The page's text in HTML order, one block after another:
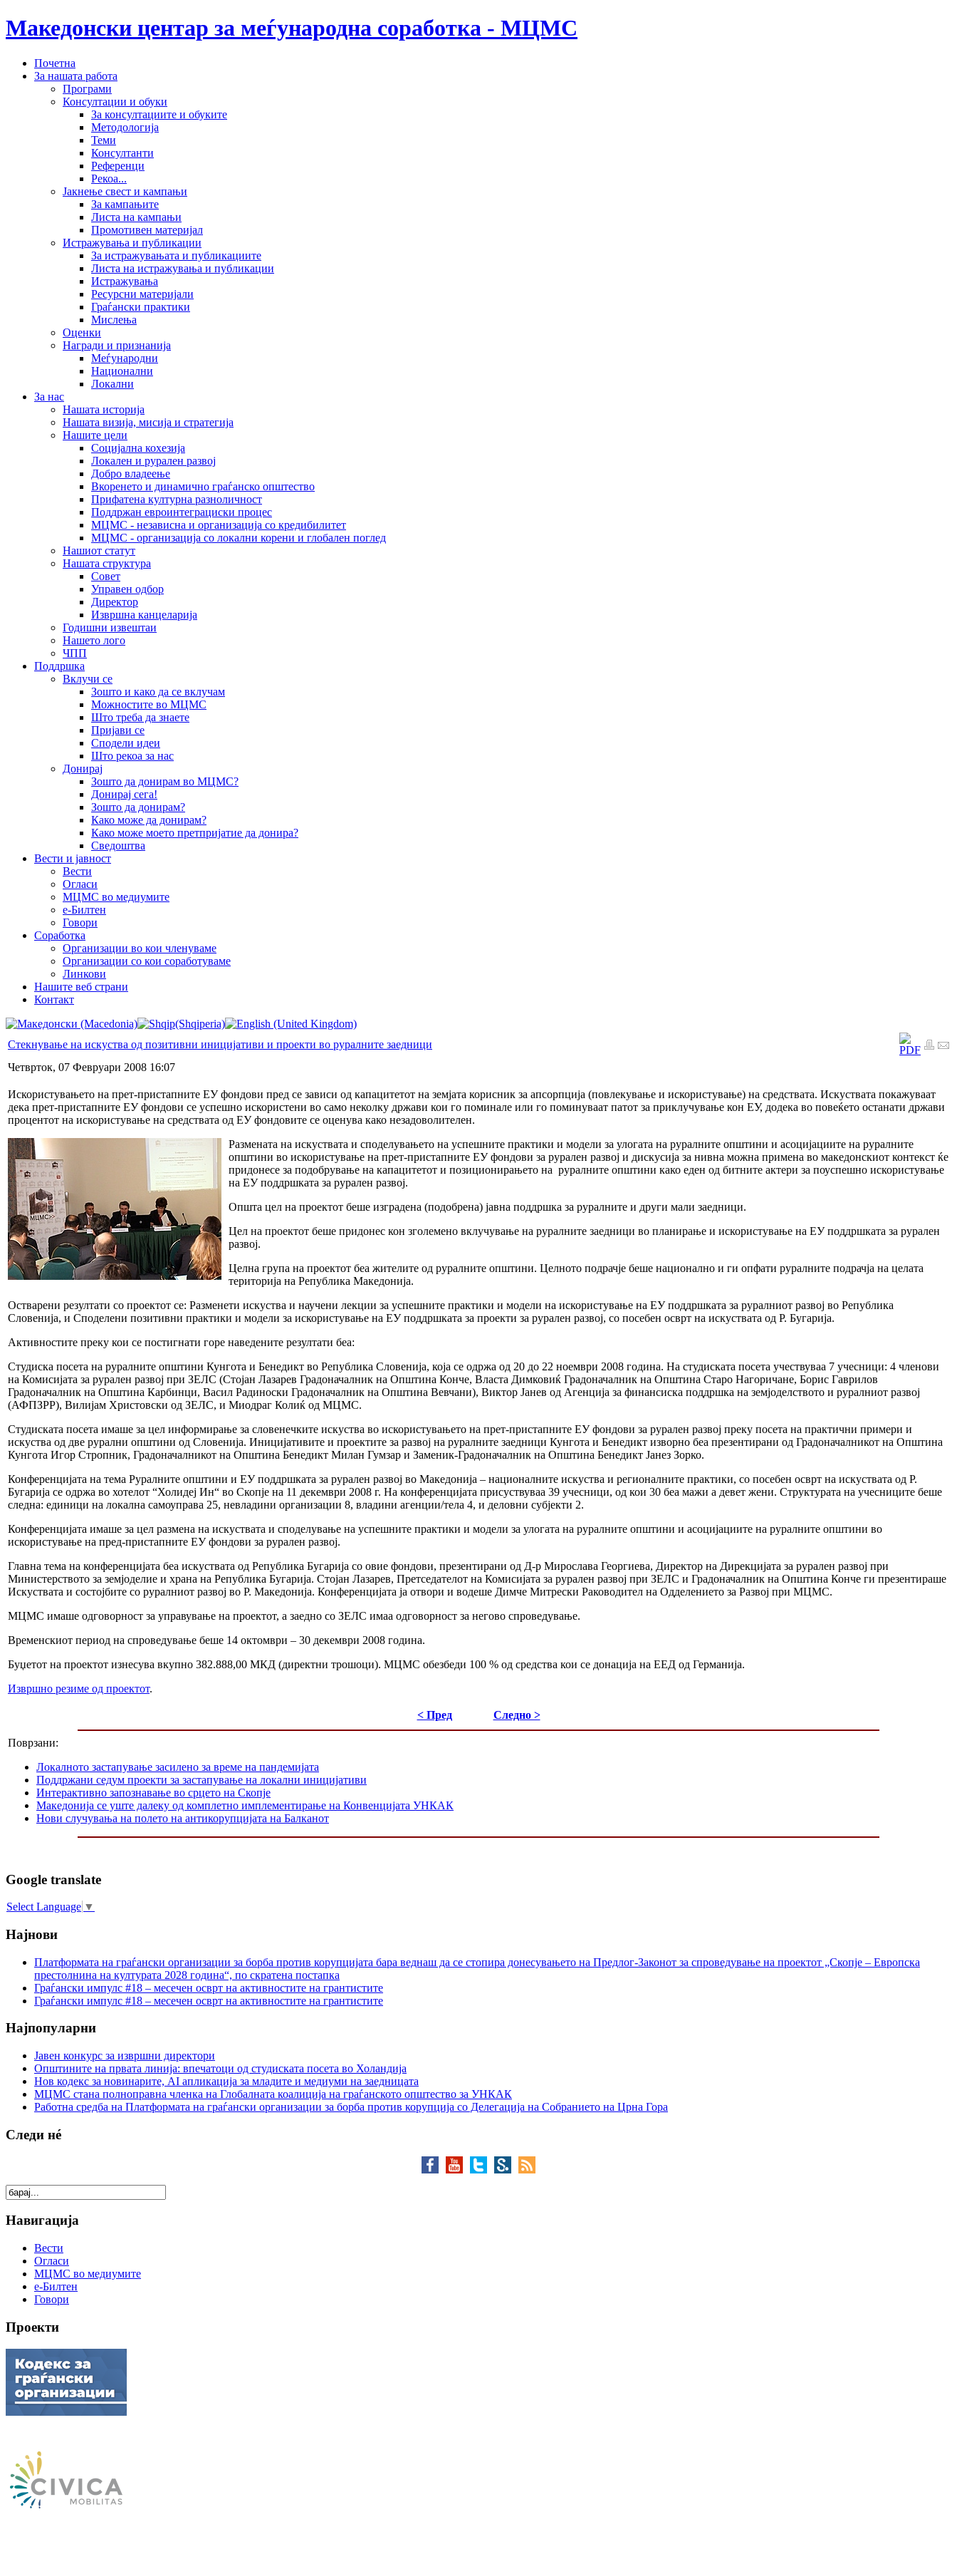
Македонски центар за меѓународна соработка - МЦМС
Почетна
За нашата работа
Програми
Консултации и обуки
За консултациите и обуките
Методологија
Теми
Консултанти
Референци
Рекоа...
Јакнење свест и кампањи
За кампањите
Листа на кампањи
Промотивен материјал
Истражувања и публикации
За истражувањата и публикациите
Листа на истражувања и публикации
Истражувања
Ресурсни материјали
Граѓански практики
Мислења
Оценки
Награди и признанија
Меѓународни
Национални
Локални
За нас
Нашата историја
Нашата визија, мисија и стратегија
Нашите цели
Социјална кохезија
Локален и рурален развој
Добро владеење
Вкоренето и динамично граѓанско општество
Прифатена културна разноличност
Поддржан евроинтеграциски процес
МЦМС - независна и организација со кредибилитет
МЦМС - организација со локални корени и глобален поглед
Нашиот статут
Нашата структура
Совет
Управен одбор
Директор
Извршна канцеларија
Годишни извештаи
Нашето лого
ЧПП
Поддршка
Вклучи се
Зошто и како да се вклучам
Можностите во МЦМС
Што треба да знаете
Пријави се
Сподели идеи
Што рекоа за нас
Донирај
Зошто да донирам во МЦМС?
Донирај сега!
Зошто да донирам?
Како може да донирам?
Како може моето претпријатие да донира?
Сведоштва
Вести и јавност
Вести
Огласи
МЦМС во медиумите
е-Билтен
Говори
Соработка
Организации во кои членуваме
Организации со кои соработуваме
Линкови
Нашите веб страни
Контакт
Стекнување на искуства од позитивни иницијативи и проекти во руралните заедници
Четврток, 07 Февруари 2008 16:07
Искористувањето на прет-пристапните ЕУ фондови пред се зависи од капацитетот на земјата корисник за апсорпција (повлекување и искористување) на средствата. Искуствата покажуваат
дека прет-пристапните ЕУ фондови се успешно искористени во само неколку држави кои го поминале или го поминуваат патот за приклучување кон ЕУ, додека во повеќето останати држави
процентот на искористување на средствата од ЕУ фондовите се оценува како незадоволителен.
Размената на искуствата и споделувањето на успешните практики и модели за улогата на руралните општини и асоцијациите на руралните
општини во искористување на прет-пристапните ЕУ фондови за рурален развој и дискусија за нивна можна примена во македонскиот контекст ќе
придонесе за подобрување на капацитетот и позиционирањето на руралните општини како еден од битните актери за поуспешно искористување
на ЕУ поддршката за рурален развој.
Општа цел на проектот беше изградена (подобрена) јавна поддршка за руралните и други мали заедници.
Цел на проектот беше придонес кон зголемено вклучување на руралните заедници во планирање и искористување на ЕУ поддршката за рурален
развој.
Целна група на проектот беа жителите од руралните општини. Целното подрачје беше национално и ги опфати руралните подрачја на целата
територија на Република Македонија.
Остварени резултати со проектот се: Разменети искуства и научени лекции за успешните практики и модели на искористување на ЕУ поддршката за руралниот развој во Република
Словенија, и Споделени позитивни практики и модели за искористување на ЕУ поддршката за проекти за рурален развој, со посебен осврт на искуствата од Р. Бугарија.
Активностите преку кои се постигнати горе наведените резултати беа:
Студиска посета на руралните општини Кунгота и Бенедикт во Република Словенија, која се одржa од 20 до 22 ноември 2008 година. На студиската посета учествуваа 7 учесници: 4 членови
на Комисијата за рурален развој при ЗЕЛС (Стојан Лазарев Градоначалник на Општина Конче, Власта Димковиќ Градоначалник на Општина Старо Нагоричане, Борис Гаврилов
Градоначалник на Општина Карбинци, Васил Радиноски Градоначалник на Општина Вевчани), Виктор Јанев од Агенција за финансиска поддршка на земјоделството и руралниот развој
(АФПЗРР), Вилијам Христовски од ЗЕЛС, и Миодраг Колиќ од МЦМС.
Студиската посета имаше за цел информирање за словенечките искуства во искористувањето на прет-пристапните ЕУ фондови за рурален развој преку посета на практични примери и
искуства од две рурални општини од Словенија. Иницијативите и проектите за развој на руралните заедници Кунгота и Бенедикт изворно беа презентирани од Градоначалникот на Општина
Кунгота Игор Стропник, Градоначалникот на Општина Бенедикт Милан Гумзар и Заменик-Градоначалник на Општина Бенедикт Јанез Зорко.
Конференцијата на тема Руралните општини и ЕУ поддршката за рурален развој во Македонија – националните искуства и регионалните практики, со посебен осврт на искуствата од Р.
Бугарија се одржа во хотелот “Холидеј Ин“ во Скопје на 11 декември 2008 г. На конференцијата присуствуваа 39 учесници, од кои 30 беа мажи а девет жени. Структурата на учесниците беше
следна: единици на локална самоуправа 25, невладини организации 8, владини агенции/тела 4, и деловни субјекти 2.
Конференцијата имаше за цел размена на искуствата и споделување на успешните практики и модели за улогата на руралните општини и асоцијациите на руралните општини во
искористување на пред-пристапните ЕУ фондови за рурален развој.
Главна тема на конференцијата беа искуствата од Република Бугарија со овие фондови, презентирани од Д-р Мирослава Георгиева, Директор на Дирекцијата за рурален развој при
Министерството за земјоделие и храна на Република Бугарија. Стојан Лазарев, Претседателот на Комисијата за рурален развој при ЗЕЛС и Градоначалник на Општина Конче ги презентираше
Искуствата и состојбите со руралниот развој во Р. Македонија. Конференцијата ја отвори и водеше Димче Митрески Раководител на Одделението за Развој при МЦМС.
МЦМС имаше одговорност за управување на проектот, а заедно со ЗЕЛС имаа одговорност за негово спроведување.
Временскиот период на спроведување беше 14 октомври – 30 декември 2008 година.
Буџетот на проектот изнесува вкупно 382.888,00 МКД (директни трошоци). МЦМС обезбеди 100 % од средства кои се донација на ЕЕД од Германија.
Извршно резиме од проектот.
< Пред Следно >
Поврзани:
Локалното застапување засилено за време на пандемијата
Поддржани седум проекти за застапување на локални иницијативи
Интерактивно запознавање во срцето на Скопје
Македонија се уште далеку од комплетно имплементирање на Конвенцијата УНКАК
Нови случувања на полето на антикорупцијата на Балканот
Google translate
Select Language ▼
Најнови
Платформата на граѓански организации за борба против корупцијата бара веднаш да се стопира донесувањето на Предлог-Законот за спроведување на проектот „Скопје – Европска
престолнина на културата 2028 година“, по скратена постапка
Граѓански импулс #18 – месечен осврт на активностите на грантистите
Граѓански импулс #18 – месечен осврт на активностите на грантистите
Најпопуларни
Јавен конкурс за извршни директори
Општините на првата линија: впечатоци од студиската посета во Холандија
Нов кодекс за новинарите, AI апликација за младите и медиуми на заедницата
МЦМС стана полноправна членка на Глобалната коалиција на граѓанското општество за УНКАК
Работна средба на Платформата на граѓански организации за борба против корупција со Делегација на Собранието на Црна Гора
Следи нé
Навигација
Вести
Огласи
МЦМС во медиумите
е-Билтен
Говори
Проекти